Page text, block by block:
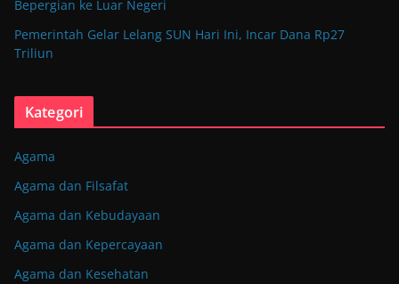
Bepergian ke Luar Negeri
Pemerintah Gelar Lelang SUN Hari Ini, Incar Dana Rp27
Triliun
Kategori
Agama
Agama dan Filsafat
Agama dan Kebudayaan
Agama dan Kepercayaan
Agama dan Kesehatan